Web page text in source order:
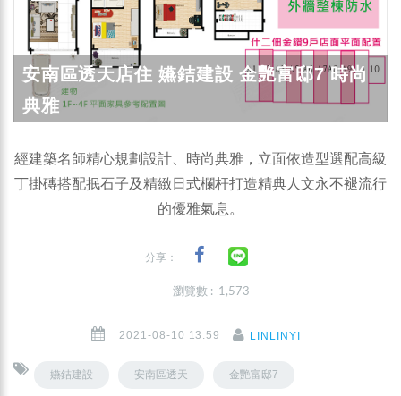
安南區透天店住 嬿銡建設 金艷富邸7 時尚
典雅
經建築名師精心規劃設計、時尚典雅，立面依造型選配高級
丁掛磚搭配抿石子及精緻日式欄杆打造精典人文永不褪流行
的優雅氣息。
分享：
瀏覽數 : 1,573
2021-08-10 13:59 LINLINYI
嬿銡建設 安南區透天 金艷富邸7